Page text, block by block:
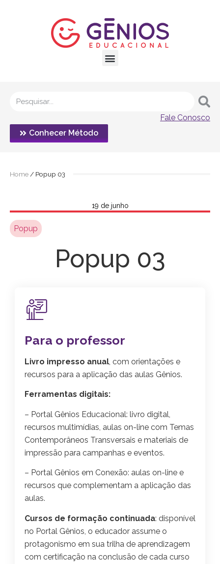
Fale Conosco
Conhecer Método
Home / Popup 03
19 de junho
Popup
Popup 03
Para o professor
Livro impresso anual, com orientações e
recursos para a aplicação das aulas Gênios.
Ferramentas digitais:
– Portal Gênios Educacional: livro digital,
recursos multimídias, aulas on-line com Temas
Contemporâneos Transversais e materiais de
impressão para campanhas e eventos.
– Portal Gênios em Conexão: aulas on-line e
recursos que complementam a aplicação das
aulas.
Cursos de formação continuada: disponível
no Portal Gênios, o educador assume o
protagonismo em sua trilha de aprendizagem
com certificação na conclusão de cada curso